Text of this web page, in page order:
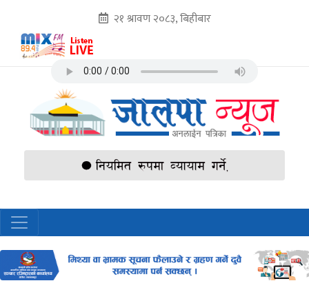
२१ श्रावण २०८३, बिहीबार